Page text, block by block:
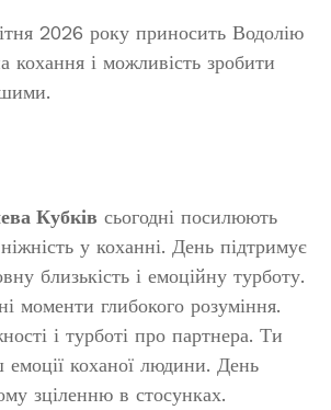
2026 року приносить Водолію
кохання і можливість зробити
Кубків сьогодні посилюють
у коханні. День підтримує
близькість і емоційну турботу.
моменти глибокого розуміння.
і турботі про партнера. Ти
емоції коханої людини. День
зціленню в стосунках.